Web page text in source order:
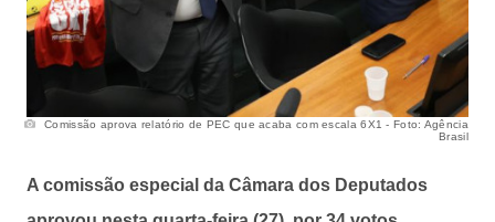
Comissão aprova relatório de PEC que acaba com escala 6X1 - Foto: Agência
Brasil
A comissão especial da Câmara dos Deputados